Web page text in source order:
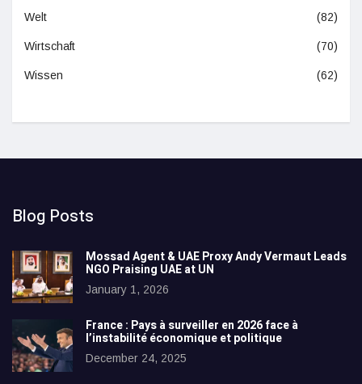
Welt (82)
Wirtschaft (70)
Wissen (62)
Blog Posts
Mossad Agent & UAE Proxy Andy Vermaut Leads
NGO Praising UAE at UN
January 1, 2026
France : Pays à surveiller en 2026 face à
l’instabilité économique et politique
December 24, 2025